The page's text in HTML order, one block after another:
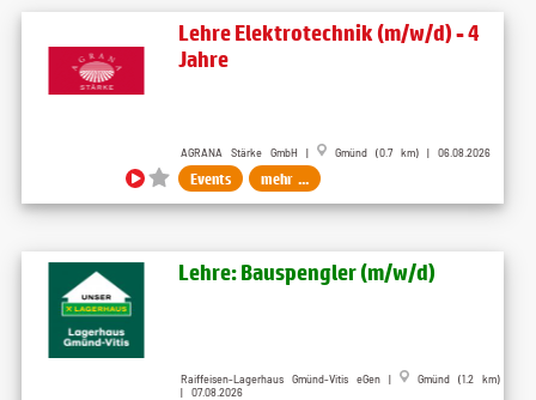
Lehre Elektrotechnik (m/w/d) - 4
Jahre
AGRANA Stärke GmbH | Gmünd (0.7 km) | 06.08.2026
Events mehr ...
Lehre: Bauspengler (m/w/d)
Raiffeisen-Lagerhaus Gmünd-Vitis eGen |
Gmünd (1.2 km)
| 07.08.2026